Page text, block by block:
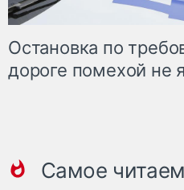
Остановка по
дороге помехой не
Самое